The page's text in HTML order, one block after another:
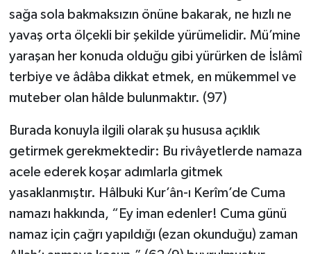
sağa sola bakmaksızın önüne bakarak, ne hızlı ne
yavaş orta ölçekli bir şekilde yürümelidir. Mü’mine
yaraşan her konuda olduğu gibi yürürken de İslâmî
terbiye ve âdâba dikkat etmek, en mükemmel ve
muteber olan hâlde bulunmaktır. (97)
Burada konuyla ilgili olarak şu hususa açıklık
getirmek gerekmektedir: Bu rivâyetlerde namaza
acele ederek koşar adımlarla gitmek
yasaklanmıştır. Hâlbuki Kur’ân-ı Kerîm’de Cuma
namazı hakkında, “Ey iman edenler! Cuma günü
namaz için çağrı yapıldığı (ezan okunduğu) zaman